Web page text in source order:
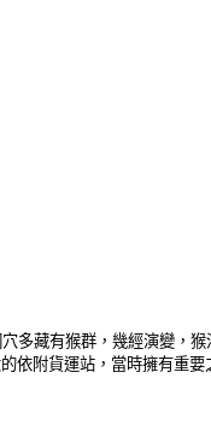
多藏有猴群，幾經演變，
依附貨運站，當時擁有重要